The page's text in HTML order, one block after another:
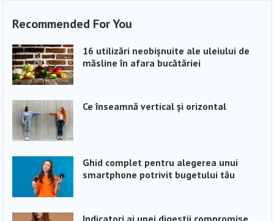
Recommended For You
16 utilizări neobișnuite ale uleiului de
măsline în afara bucătăriei
Ce înseamnă vertical și orizontal
Ghid complet pentru alegerea unui
smartphone potrivit bugetului tău
Indicatori ai unei digestii compromise